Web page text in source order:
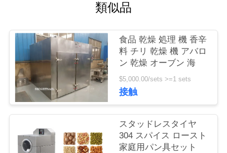
管
類似品
食品 乾燥 処理 機 香辛
料 チリ 乾燥 機 アバロ
ン 乾燥 オーブン 海
$5,000.00/sets >=1 sets
接触
スタッドレスタイヤ
304 スパイス ロースト
家庭用パン具セット